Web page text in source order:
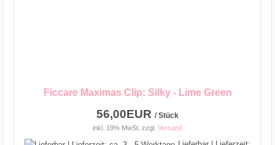
Ficcare Maximas Clip: Silky - Lime Green
56,00EUR / Stück
inkl. 19% MwSt. zzgl. Versand